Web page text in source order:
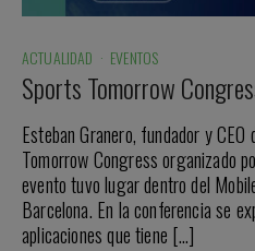
ACTUALIDAD · EVENTOS
Sports Tomorrow
Esteban Granero, fundador y
Tomorrow Congress organizado
evento tuvo lugar dentro del
Barcelona. En la conferencia se
aplicaciones que tiene […]